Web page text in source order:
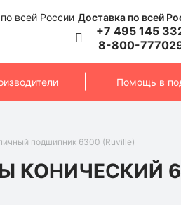
Доставка по всей
+7 495 145
8-800-
Помощь в
подшипник 6300 (Ruville)
КОНИЧЕСКИЙ